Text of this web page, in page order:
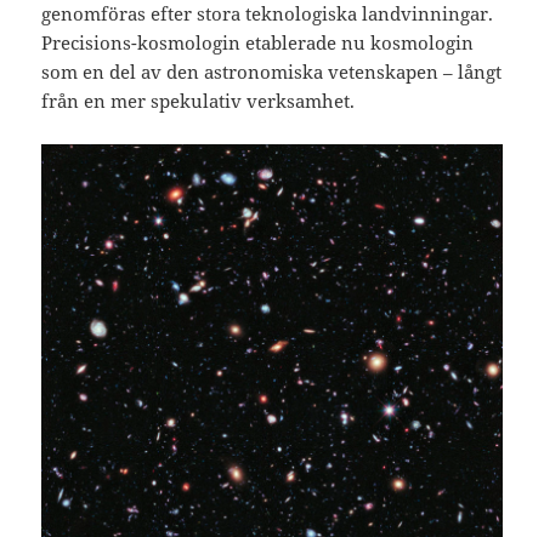
genomföras efter stora teknologiska landvinningar.
Precisions-kosmologin etablerade nu kosmologin
som en del av den astronomiska vetenskapen – långt
från en mer spekulativ verksamhet.